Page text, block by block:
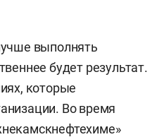
выполнять
будет результат.
которые
Во время